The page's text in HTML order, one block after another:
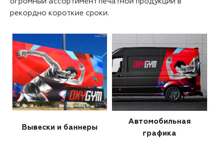
рекордно короткие сроки.
Вывески и баннеры
Автомобильная
графика